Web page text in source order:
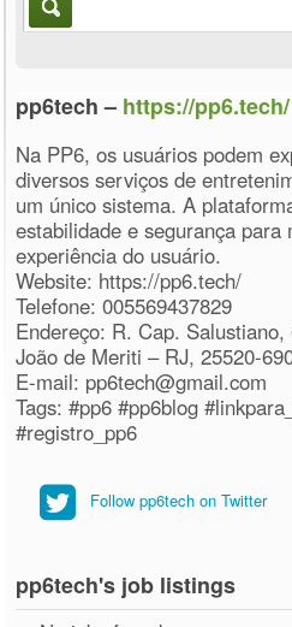
pp6tech – https://pp6.tech/
Na PP6, os usuários podem
diversos serviços de
um único sistema. A
estabilidade e segurança para
experiência do usuário.
Website: https://pp6.tech/
Telefone: 005569437829
Endereço: R. Cap.
João de Meriti – RJ, 25520-
E-mail: pp6tech@gmail.com
Tags: #pp6 #pp6blog
#registro_pp6
Follow pp6tech on Twitter
pp6tech's job listings